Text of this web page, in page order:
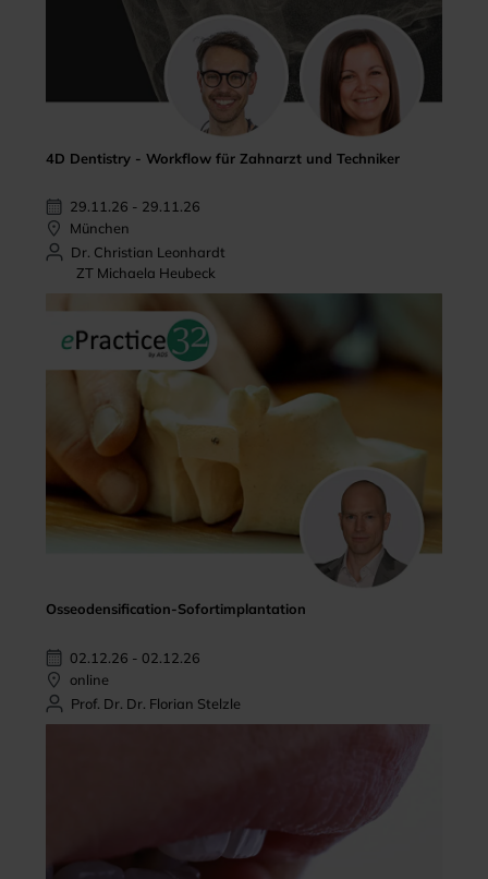
4D Dentistry - Workflow für Zahnarzt und Techniker
29.11.26 - 29.11.26
München
Dr. Christian Leonhardt
ZT Michaela Heubeck
Osseodensification-Sofortimplantation
02.12.26 - 02.12.26
online
Prof. Dr. Dr. Florian Stelzle